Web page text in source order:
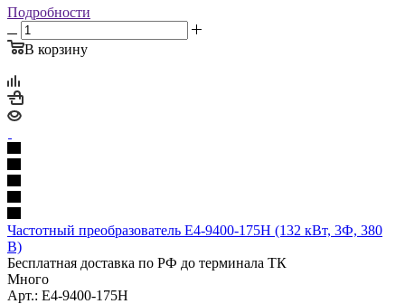
Подробности
В корзину
Частотный преобразователь E4-9400-175H (132 кВт, 3Ф, 380
В)
Бесплатная доставка по РФ до терминала ТК
Много
Арт.: E4-9400-175H